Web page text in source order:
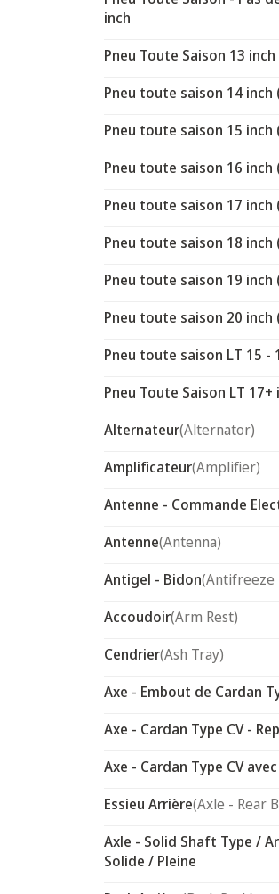
inch
Pneu Toute Saison 13
Pneu toute saison 14 inch
Pneu toute saison 15 inch
Pneu toute saison 16 inch
Pneu toute saison 17 inch
Pneu toute saison 18 inch
Pneu toute saison 19 inch
Pneu toute saison 20 inch
Pneu toute saison LT 15 -
Pneu Toute Saison LT
Alternateur(Alternator)
Amplificateur(Amplifier)
Antenne - Commande
Antenne(Antenna)
Antigel - Bidon(Antifreeze
Accoudoir(Arm Rest)
Cendrier(Ash Tray)
Axe - Embout de Cardan
Axe - Cardan Type CV -
Axe - Cardan Type CV
Essieu Arrière(Axle - Rear
Axle - Solid Shaft Type /
Solide / Pleine